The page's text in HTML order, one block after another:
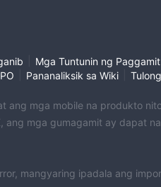
Mga Tuntunin ng Paggamit
Pananaliksik sa Wiki
ang mga mobile na produkto
mga gumagamit ay dapat
mangyaring ipadala ang